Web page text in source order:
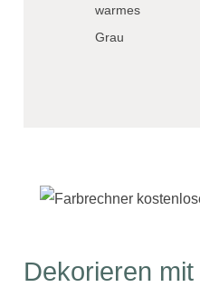
warmes
Grau
Dekorieren